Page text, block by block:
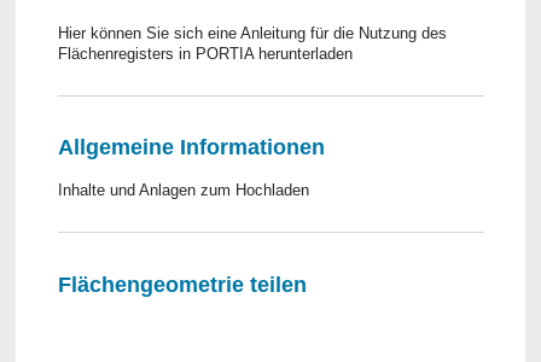
Hier können Sie sich eine Anleitung für die Nutzung des
Flächenregisters in PORTIA herunterladen
Allgemeine Informationen
Inhalte und Anlagen zum Hochladen
Flächengeometrie teilen